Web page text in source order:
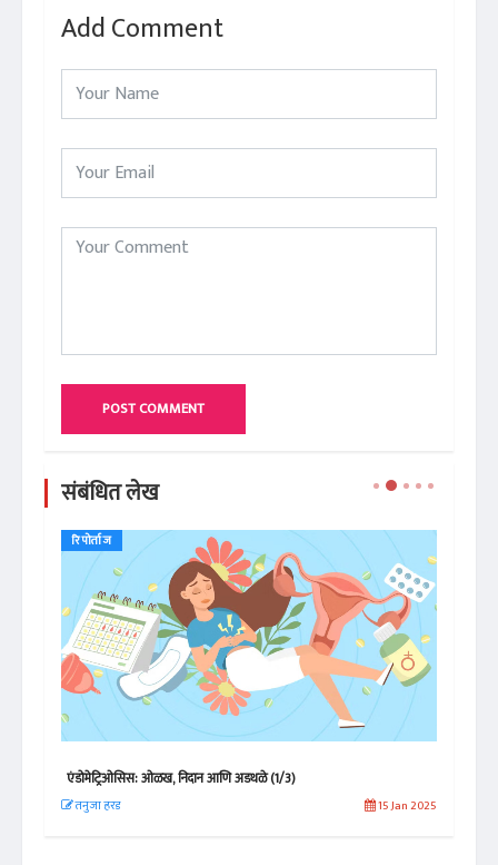
Add Comment
POST COMMENT
संबंधित लेख
रिपोर्ताज
एंडोमेट्रिओसिस: ओळख, निदान आणि अडथळे (1/3)
तनुजा हरड 15 Jan 2025